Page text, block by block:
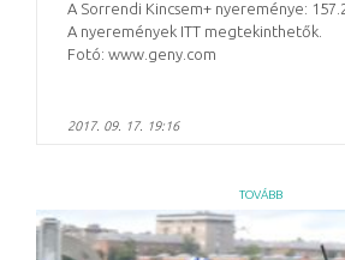
A Sorrendi Kincsem+ nyereménye:
A nyeremények ITT megtekinthetők.
Fotó: www.geny.com
2017. 09. 17. 19:16
TOVÁBB